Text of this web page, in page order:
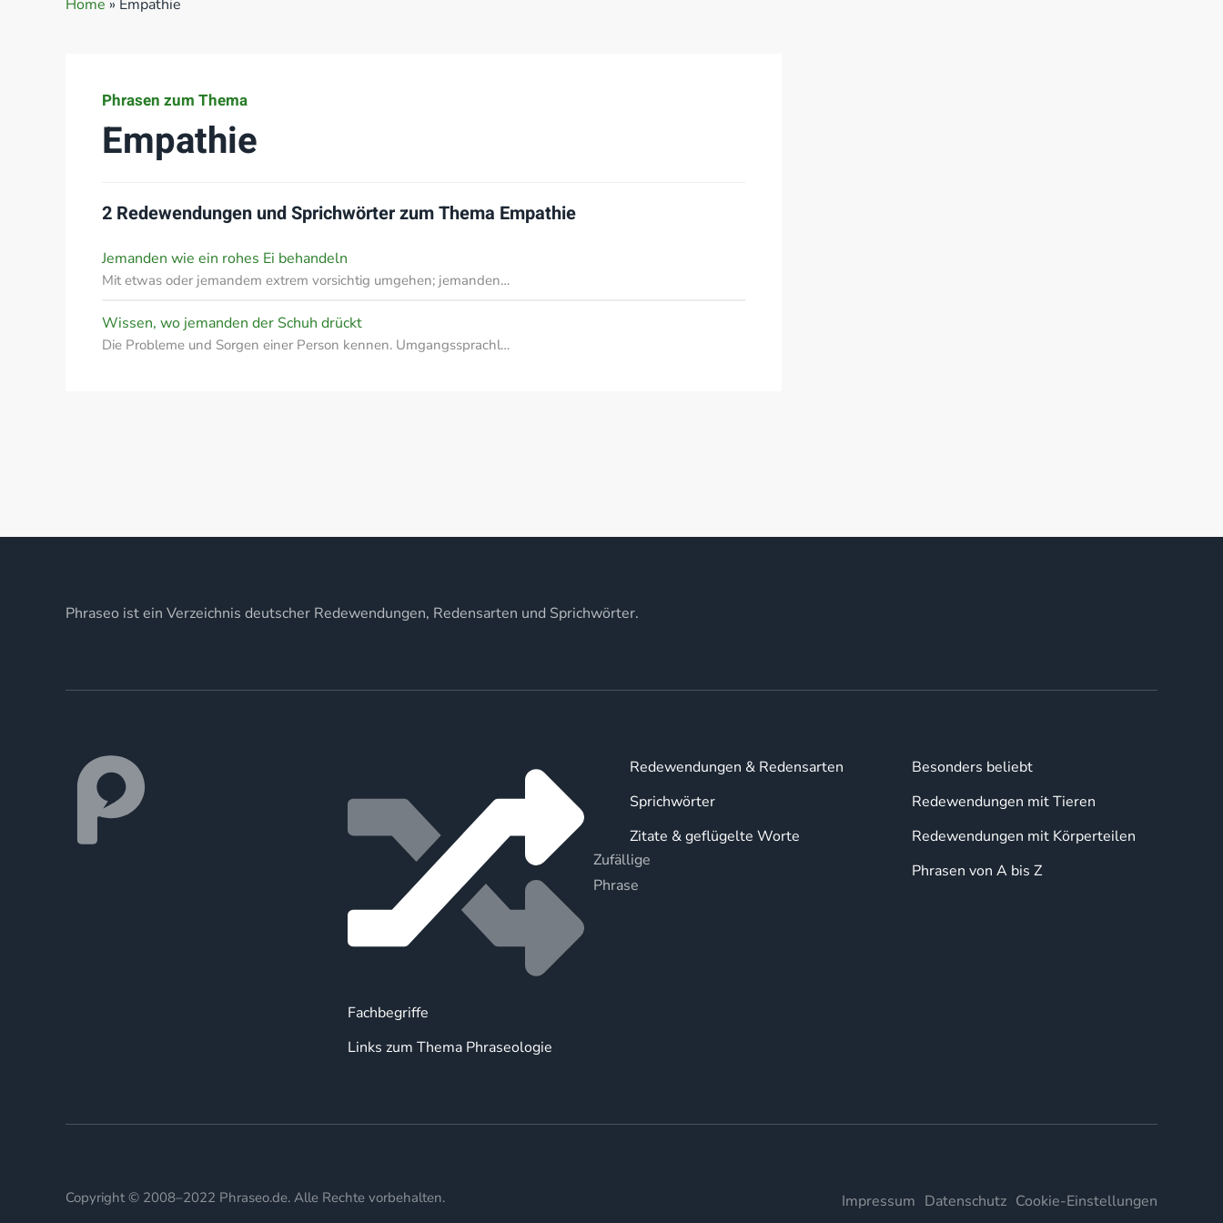
Home » Empathie
Phrasen zum Thema
Empathie
2 Redewendungen und Sprichwörter zum Thema Empathie
Jemanden wie ein rohes Ei behandeln
Mit etwas oder jemandem extrem vorsichtig umgehen; jemanden…
Wissen, wo jemanden der Schuh drückt
Die Probleme und Sorgen einer Person kennen. Umgangssprachl…
Phraseo ist ein Verzeichnis deutscher Redewendungen, Redensarten und Sprichwörter.
Zufällige
Phrase
Fachbegriffe
Links zum Thema Phraseologie
Redewendungen & Redensarten
Sprichwörter
Zitate & geflügelte Worte
Besonders beliebt
Redewendungen mit Tieren
Redewendungen mit Körperteilen
Phrasen von A bis Z
Copyright © 2008–2022 Phraseo.de. Alle Rechte vorbehalten. Impressum Datenschutz Cookie-Einstellungen